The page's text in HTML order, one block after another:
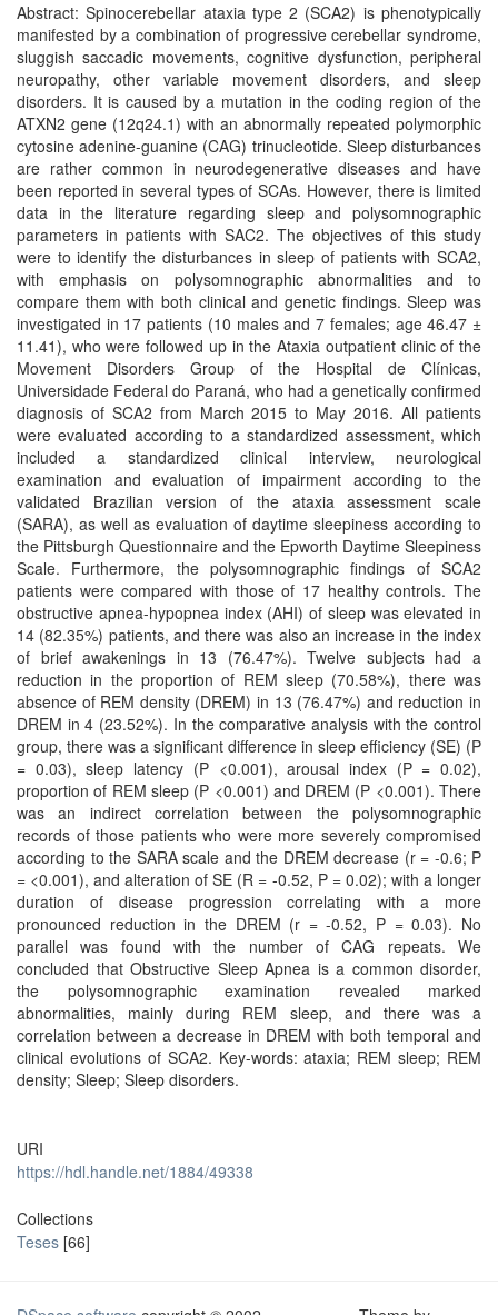
Abstract: Spinocerebellar ataxia type 2 (SCA2) is phenotypically
manifested by a combination of progressive cerebellar syndrome,
sluggish saccadic movements, cognitive dysfunction, peripheral
neuropathy, other variable movement disorders, and sleep
disorders. It is caused by a mutation in the coding region of the
ATXN2 gene (12q24.1) with an abnormally repeated polymorphic
cytosine adenine-guanine (CAG) trinucleotide. Sleep disturbances
are rather common in neurodegenerative diseases and have
been reported in several types of SCAs. However, there is limited
data in the literature regarding sleep and polysomnographic
parameters in patients with SAC2. The objectives of this study
were to identify the disturbances in sleep of patients with SCA2,
with emphasis on polysomnographic abnormalities and to
compare them with both clinical and genetic findings. Sleep was
investigated in 17 patients (10 males and 7 females; age 46.47 ±
11.41), who were followed up in the Ataxia outpatient clinic of the
Movement Disorders Group of the Hospital de Clínicas,
Universidade Federal do Paraná, who had a genetically confirmed
diagnosis of SCA2 from March 2015 to May 2016. All patients
were evaluated according to a standardized assessment, which
included a standardized clinical interview, neurological
examination and evaluation of impairment according to the
validated Brazilian version of the ataxia assessment scale
(SARA), as well as evaluation of daytime sleepiness according to
the Pittsburgh Questionnaire and the Epworth Daytime Sleepiness
Scale. Furthermore, the polysomnographic findings of SCA2
patients were compared with those of 17 healthy controls. The
obstructive apnea-hypopnea index (AHI) of sleep was elevated in
14 (82.35%) patients, and there was also an increase in the index
of brief awakenings in 13 (76.47%). Twelve subjects had a
reduction in the proportion of REM sleep (70.58%), there was
absence of REM density (DREM) in 13 (76.47%) and reduction in
DREM in 4 (23.52%). In the comparative analysis with the control
group, there was a significant difference in sleep efficiency (SE) (P
= 0.03), sleep latency (P <0.001), arousal index (P = 0.02),
proportion of REM sleep (P <0.001) and DREM (P <0.001). There
was an indirect correlation between the polysomnographic
records of those patients who were more severely compromised
according to the SARA scale and the DREM decrease (r = -0.6; P
= <0.001), and alteration of SE (R = -0.52, P = 0.02); with a longer
duration of disease progression correlating with a more
pronounced reduction in the DREM (r = -0.52, P = 0.03). No
parallel was found with the number of CAG repeats. We
concluded that Obstructive Sleep Apnea is a common disorder,
the polysomnographic examination revealed marked
abnormalities, mainly during REM sleep, and there was a
correlation between a decrease in DREM with both temporal and
clinical evolutions of SCA2. Key-words: ataxia; REM sleep; REM
density; Sleep; Sleep disorders.
URI
https://hdl.handle.net/1884/49338
Collections
Teses [66]